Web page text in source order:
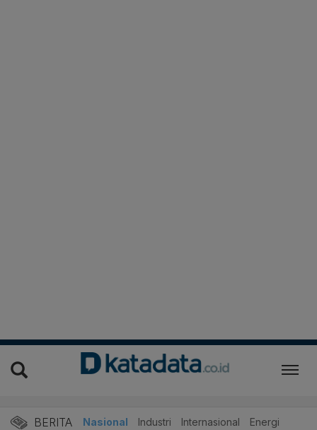
BERITA Nasional Industri Internasional Energi